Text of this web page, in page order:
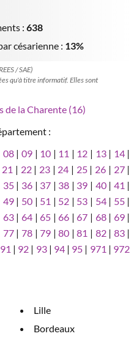
: 638
césarienne : 13%
/ SAE)
qu'à titre informatif. Elles sont
de la Charente (16)
:
08| 09 | 10 | 11 | 12 | 13| 14|
21 | 22| 23 | 24 | 25| 26 | 27|
35| 36 | 37 | 38 | 39 | 40| 41 |
49| 50 | 51 | 52 | 53 | 54| 55|
63| 64 |65 |66 |67 | 68| 69|
77| 78 |79 |80 |81 | 82| 83|
91 | 92 | 93| 94| 95 | 971 | 972
Lille
Bordeaux